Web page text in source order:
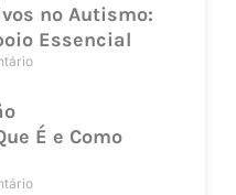
no Autismo:
Essencial
É e Como